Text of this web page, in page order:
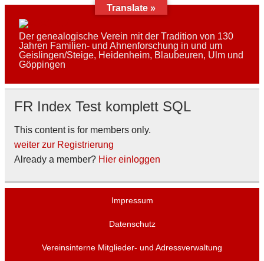
Skip
content
AFAG e.V.
Der genealogische Verein mit der Tradition von 130
Jahren Familien- und Ahnenforschung in und um
Geislingen/Steige, Heidenheim, Blaubeuren, Ulm und
Göppingen
FR Index Test komplett SQL
This content is for members only.
weiter zur Registrierung
Already a member? Hier einloggen
Impressum
Datenschutz
Vereinsinterne Mitglieder- und Adressverwaltung
Translate »